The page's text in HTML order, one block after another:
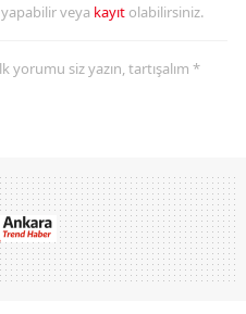
yapabilir veya kayıt olabilirsiniz.
siz yazın, tartışalım *